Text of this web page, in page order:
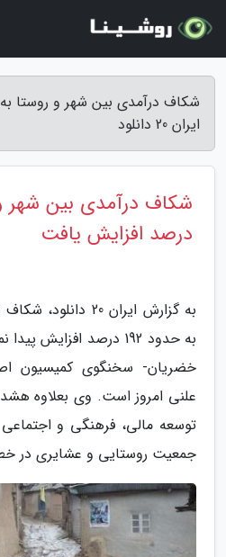
ایران 20 دانلود
درصد افزایش یافت
به گزارش ایران 20
به حدود 192 درصد
علنی امروز است. وی بعلاوه
توسعه مالی، فرهنگی و
جمعیت روستایی و عشایری در